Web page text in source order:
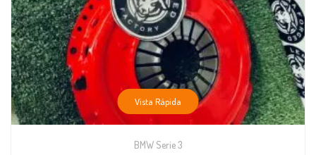
Vista Rápida
BMW Serie 3